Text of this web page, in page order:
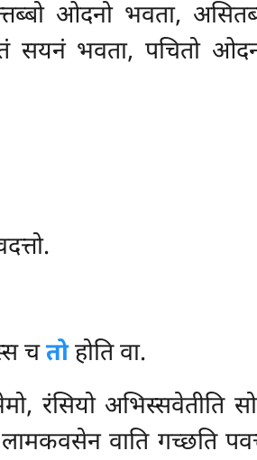
ओदनो भवता,
सयनं भवता, पचितो
चतोहोति वा.
रंसियो अभिस्सवेतीति
वाति गच्छति